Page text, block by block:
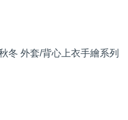
冬 外套/背心上衣手繪系列